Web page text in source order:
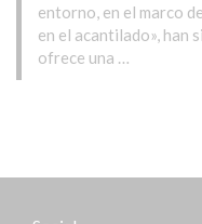
entorno, en el marco
en el acantilado», han
ofrece una …